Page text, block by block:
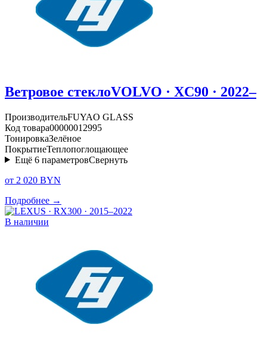
Ветровое стеклоVOLVO · XC90 · 2022–
ПроизводительFUYAO GLASS
Код товара00000012995
ТонировкаЗелёное
ПокрытиеТеплопоглощающее
Ещё 6 параметровСвернуть
от 2 020 BYN
Подробнее →
В наличии